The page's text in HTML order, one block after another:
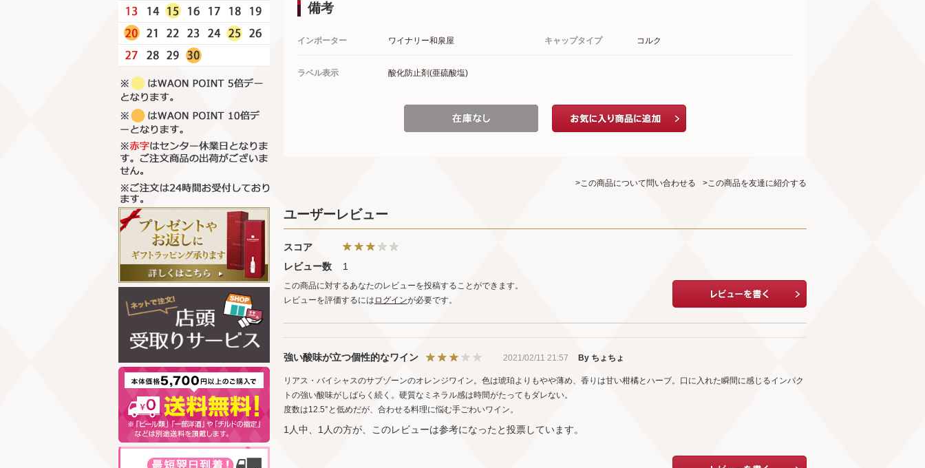
備考
インポーター ワイナリー和泉屋 キャップタイプ コルク
ラベル表示 酸化防止剤(亜硫酸塩)
>この商品について問い合わせる >この商品を友達に紹介する
ユーザーレビュー
スコア
レビュー数
1
この商品に対するあなたのレビューを投稿することができます。
レビューを評価するには ログインが必要です。
強い酸味が立つ個性的なワイン 2021/02/11 21:57 By ちょちょ
リアス・バイシャスのサブゾーンのオレンジワイン。色は琥珀よりもやや薄め、香りは甘い柑橘とハーブ。口に入れた瞬間に感じるインパク
トの強い酸味がしばらく続く。硬質なミネラル感は時間がたってもダレない。
度数は12.5°と低めだが、合わせる料理に悩む手ごわいワイン。
1人中、1人の方が、このレビューは参考になったと投票しています。